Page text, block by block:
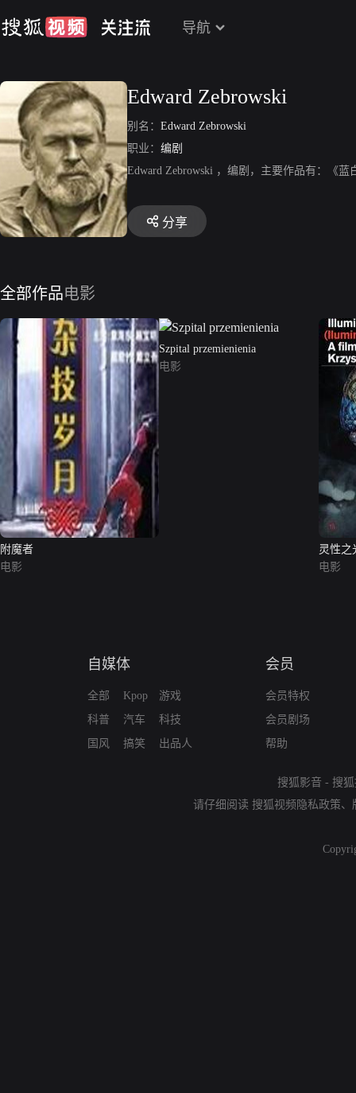
导航
Edward Zebrowski
别名： Edward Zebrowski
职业： 编剧
Edward Zebrowski ，编剧，主要作品有：《
分享
全部作品电影
附魔者
电影
Szpital przemienienia
电影
灵性之
电影
自媒体
全部
科普
国风
Kpop
汽车
搞笑
游戏
科技
出品人
会员
会员特权
会员剧场
帮助
搜狐影音 - 搜
请仔细阅读 搜狐视频隐私政策、